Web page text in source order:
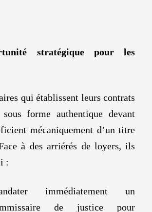
stratégique pour les
qui établissent leurs contrats
forme authentique devant
mécaniquement d’un titre
à des arriérés de loyers, ils
:
immédiatement un
de justice pour